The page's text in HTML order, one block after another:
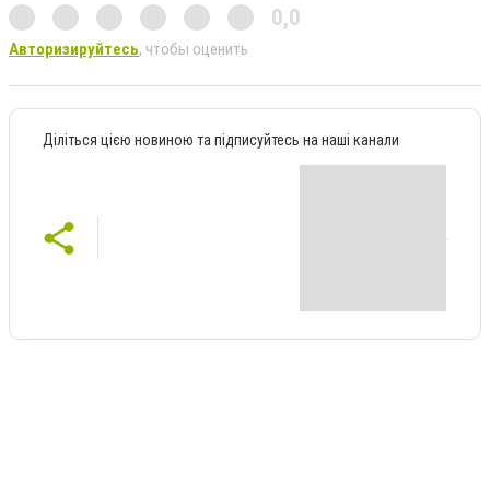
0,0
Авторизируйтесь, чтобы оценить
Діліться цією новиною та підписуйтесь на наші канали